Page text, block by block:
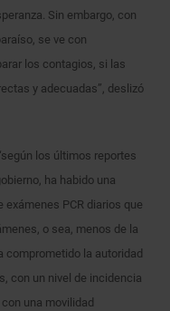
Sin embargo, con
se ve con
los contagios, si las
y adecuadas”, deslizó
los últimos reportes
ha habido una
PCR diarios que
o sea, menos de la
comprometido la autoridad
con un nivel de incidencia
una movilidad